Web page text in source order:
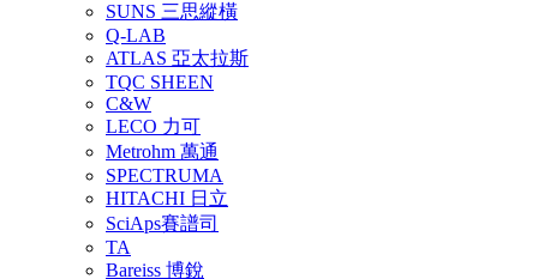
SUNS 三思縱橫
Q-LAB
ATLAS 亞太拉斯
TQC SHEEN
C&W
LECO 力可
Metrohm 萬通
SPECTRUMA
HITACHI 日立
SciAps賽譜司
TA
Bareiss 博銳